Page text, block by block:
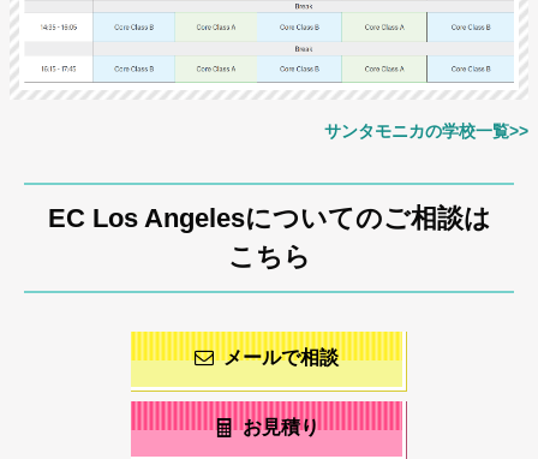
サンタモニカの学校一覧>>
EC Los Angelesについてのご相談は
こちら
メールで相談
お見積り